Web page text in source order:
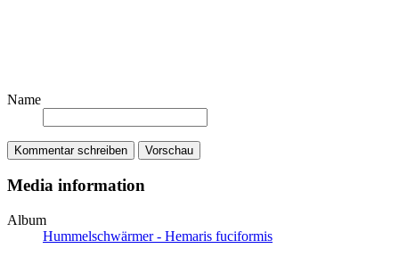
Name
Kommentar schreiben Vorschau
Media information
Album
Hummelschwärmer - Hemaris fuciformis